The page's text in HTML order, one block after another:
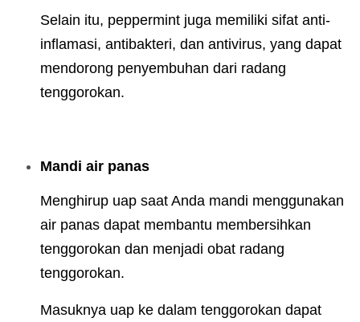
Selain itu, peppermint juga memiliki sifat anti-
inflamasi, antibakteri, dan antivirus, yang dapat
mendorong penyembuhan dari radang
tenggorokan.
Mandi air panas
Menghirup uap saat Anda mandi menggunakan
air panas dapat membantu membersihkan
tenggorokan dan menjadi obat radang
tenggorokan.
Masuknya uap ke dalam tenggorokan dapat